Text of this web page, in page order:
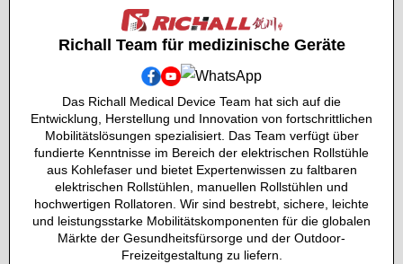
Richall Team für medizinische Geräte
Das Richall Medical Device Team hat sich auf die
Entwicklung, Herstellung und Innovation von fortschrittlichen
Mobilitätslösungen spezialisiert. Das Team verfügt über
fundierte Kenntnisse im Bereich der elektrischen Rollstühle
aus Kohlefaser und bietet Expertenwissen zu faltbaren
elektrischen Rollstühlen, manuellen Rollstühlen und
hochwertigen Rollatoren. Wir sind bestrebt, sichere, leichte
und leistungsstarke Mobilitätskomponenten für die globalen
Märkte der Gesundheitsfürsorge und der Outdoor-
Freizeitgestaltung zu liefern.